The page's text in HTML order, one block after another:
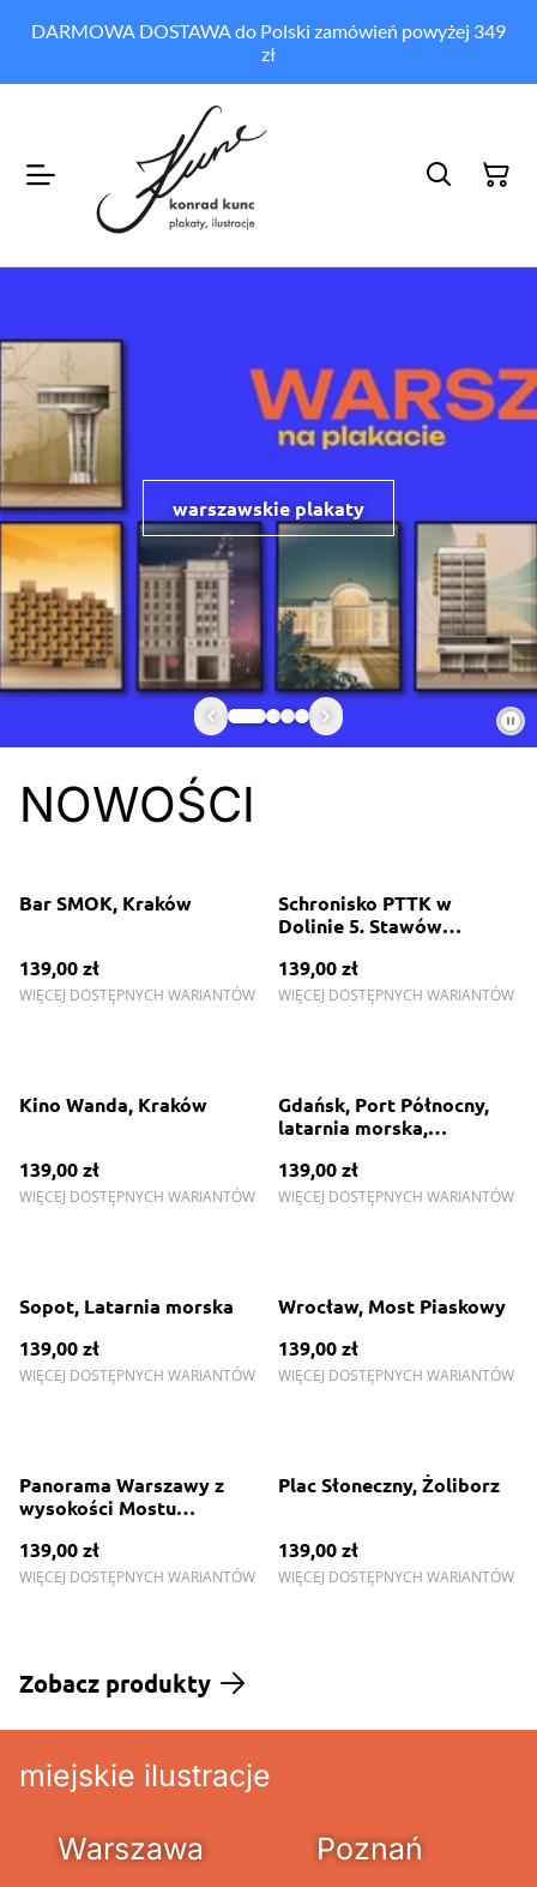
DARMOWA DOSTAWA do Polski zamówień powyżej 349
zł
warszawskie plakaty
NOWOŚCI
Bar SMOK, Kraków
139,00 zł
WIĘCEJ DOSTĘPNYCH WARIANTÓW
Schronisko PTTK w
Dolinie 5. Stawów
139,00 zł
WIĘCEJ DOSTĘPNYCH WARIANTÓW
Kino Wanda, Kraków
139,00 zł
WIĘCEJ DOSTĘPNYCH WARIANTÓW
Gdańsk, Port Północny,
latarnia morska,
139,00 zł
WIĘCEJ DOSTĘPNYCH WARIANTÓW
Sopot, Latarnia morska
139,00 zł
WIĘCEJ DOSTĘPNYCH WARIANTÓW
Wrocław, Most Piaskowy
139,00 zł
WIĘCEJ DOSTĘPNYCH WARIANTÓW
Panorama Warszawy z
wysokości Mostu
139,00 zł
WIĘCEJ DOSTĘPNYCH WARIANTÓW
Plac Słoneczny, Żoliborz
139,00 zł
WIĘCEJ DOSTĘPNYCH WARIANTÓW
Zobacz produkty
miejskie ilustracje
Warszawa Poznań